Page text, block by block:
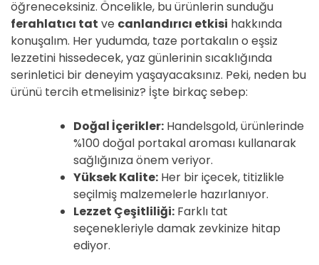
öğreneceksiniz. Öncelikle, bu ürünlerin sunduğu
ferahlatıcı tat ve canlandırıcı etkisi hakkında
konuşalım. Her yudumda, taze portakalın o eşsiz
lezzetini hissedecek, yaz günlerinin sıcaklığında
serinletici bir deneyim yaşayacaksınız. Peki, neden bu
ürünü tercih etmelisiniz? İşte birkaç sebep:
Doğal İçerikler: Handelsgold, ürünlerinde
%100 doğal portakal aroması kullanarak
sağlığınıza önem veriyor.
Yüksek Kalite: Her bir içecek, titizlikle
seçilmiş malzemelerle hazırlanıyor.
Lezzet Çeşitliliği: Farklı tat
seçenekleriyle damak zevkinize hitap
ediyor.